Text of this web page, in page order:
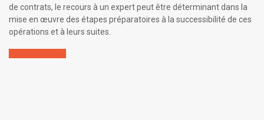
de contrats, le recours à un expert peut être déterminant dans la
mise en œuvre des étapes préparatoires à la successibilité de ces
opérations et à leurs suites.